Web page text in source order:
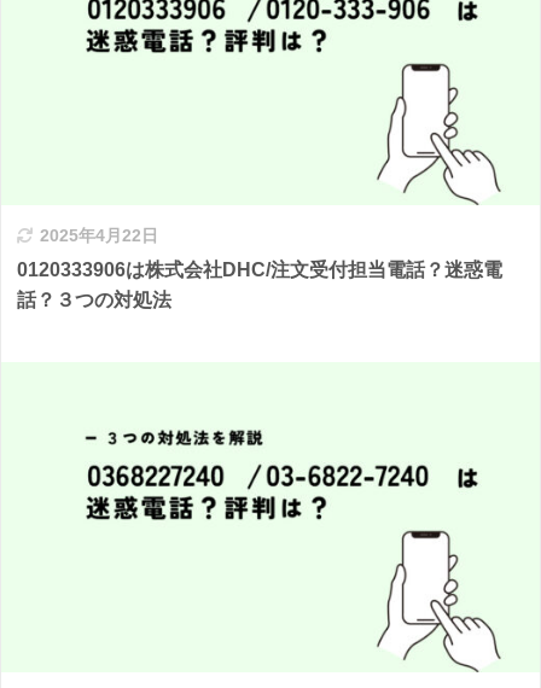
2025年4月22日
0120333906は株式会社DHC/注文受付担当電話？迷惑電
話？３つの対処法